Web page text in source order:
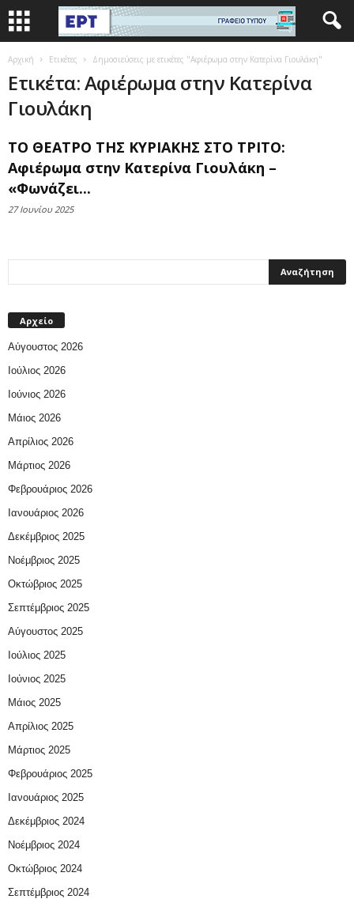
Αρχική Ετικέτες Δημοσιεύσεις με ετικέτες "Αφιέρωμα στην Κατερίνα Γιουλάκη"
Ετικέτα: Αφιέρωμα στην Κατερίνα
Γιουλάκη
ΤΟ ΘΕΑΤΡΟ ΤΗΣ ΚΥΡΙΑΚΗΣ ΣΤΟ ΤΡΙΤΟ:
Αφιέρωμα στην Κατερίνα Γιουλάκη –
«Φωνάζει...
27 Ιουνίου 2025
Αρχείο
Αύγουστος 2026
Ιούλιος 2026
Ιούνιος 2026
Μάιος 2026
Απρίλιος 2026
Μάρτιος 2026
Φεβρουάριος 2026
Ιανουάριος 2026
Δεκέμβριος 2025
Νοέμβριος 2025
Οκτώβριος 2025
Σεπτέμβριος 2025
Αύγουστος 2025
Ιούλιος 2025
Ιούνιος 2025
Μάιος 2025
Απρίλιος 2025
Μάρτιος 2025
Φεβρουάριος 2025
Ιανουάριος 2025
Δεκέμβριος 2024
Νοέμβριος 2024
Οκτώβριος 2024
Σεπτέμβριος 2024